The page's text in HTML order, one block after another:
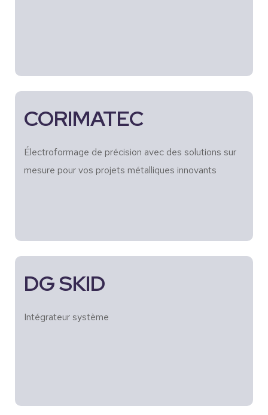
CORIMATEC
Électroformage de précision avec des solutions sur
mesure pour vos projets métalliques innovants
DG SKID
Intégrateur système